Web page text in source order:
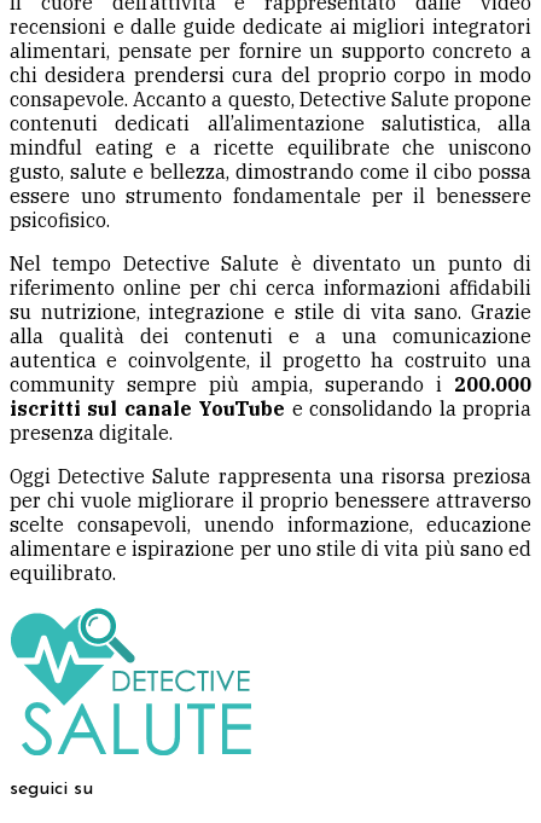
recensioni e dalle guide dedicate ai migliori integratori
alimentari, pensate per fornire un supporto concreto a
chi desidera prendersi cura del proprio corpo in modo
consapevole. Accanto a questo, Detective Salute propone
contenuti dedicati all’alimentazione salutistica, alla
mindful eating e a ricette equilibrate che uniscono
gusto, salute e bellezza, dimostrando come il cibo possa
essere uno strumento fondamentale per il benessere
psicofisico.
Nel tempo Detective Salute è diventato un punto di
riferimento online per chi cerca informazioni affidabili
su nutrizione, integrazione e stile di vita sano. Grazie
alla qualità dei contenuti e a una comunicazione
autentica e coinvolgente, il progetto ha costruito una
community sempre più ampia, superando i 200.000
iscritti sul canale YouTube e consolidando la propria
presenza digitale.
Oggi Detective Salute rappresenta una risorsa preziosa
per chi vuole migliorare il proprio benessere attraverso
scelte consapevoli, unendo informazione, educazione
alimentare e ispirazione per uno stile di vita più sano ed
equilibrato.
seguici su